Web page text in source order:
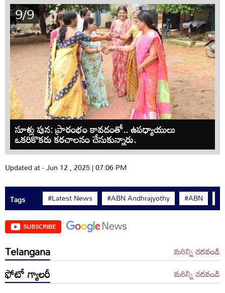
9/9
సూళ్లు పున: ప్రారంభం కావడంతో.. ఉపధ్యాయులు
ఒకరికొకరు కరచాలనం చేసుకున్నారు.
Updated at - Jun 12 , 2025 | 07:06 PM
Tags #Latest News #ABN Andhrajyothy #ABN
SUBSCRIBE
Telangana మరిన్ని చదవండి
ఫోటో గ్యాలరీ మరిన్ని చదవండి